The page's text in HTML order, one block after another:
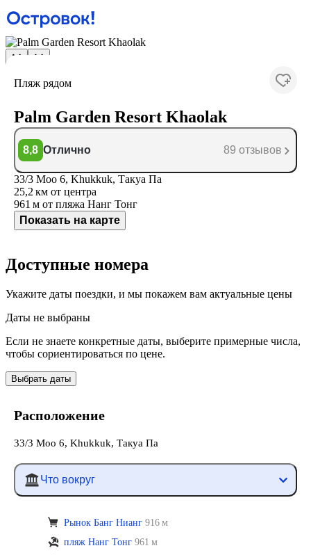
Пляж рядом
Palm Garden Resort Khaolak
8,8 Отлично 89 отзывов
33/3 Moo 6, Khukkuk, Такуа Па
25,2 км от центра
961 м от пляжа Нанг Тонг
Показать на карте
Доступные номера
Укажите даты поездки, и мы покажем вам актуальные цены
Даты не выбраны
Если не знаете конкретные даты, выберите примерные числа,
чтобы сориентироваться по цене.
Выбрать даты
Расположение
33/3 Moo 6, Khukkuk, Такуа Па
Что вокруг
Рынок Банг Нианг 916 м
пляж Нанг Тонг 961 м